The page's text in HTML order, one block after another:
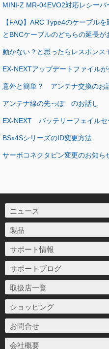
MINI-Z MR-04EVO2対応レシーバ
【FAQ】ARC Type4のケーブル
とBNCケーブルのどちらの延長が
動かない？と思ったらレスポンス
EX-NEXTアップデートファイルが
意外と簡単？ アンテナ交換のお
アンテナ線の先っぽ のお話し
EX-NEXT バッテリーフェイルセ
BSx4SシリーズのID変更方法
サーボコネクタピン変更のお知ら
ニュース
製品
サポート情報
サポートブログ
取扱店一覧
ショッピング
お問合せ
会社概要